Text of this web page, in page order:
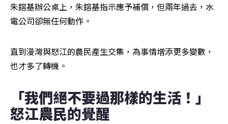
朱鎔基辦公桌上，朱鎔基指示應予補償，但兩年過去，水
電公司卻無任何動作。
直到漫灣與怒江的農民產生交集，為事情增添更多變數，
也才多了轉機。
「我們絕不要過那樣的生活！」
怒江農民的覺醒